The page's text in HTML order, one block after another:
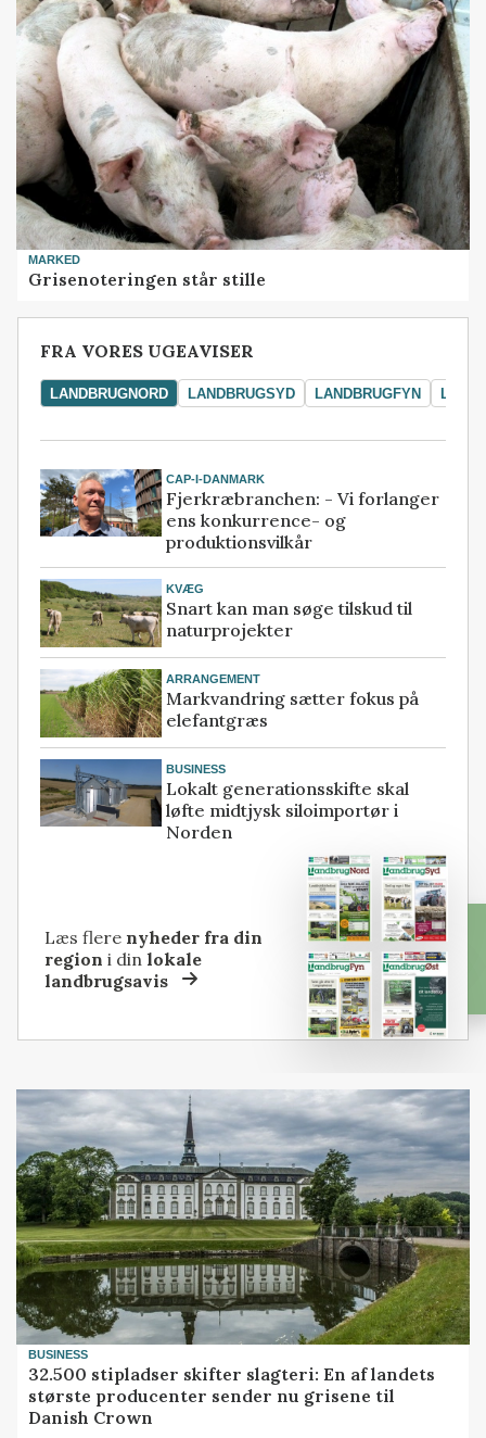
MARKED
Grisenoteringen står stille
FRA VORES UGEAVISER
LANDBRUGNORD LANDBRUGSYD LANDBRUGFYN
CAP-I-DANMARK
Fjerkræbranchen: - Vi forlanger
ens konkurrence- og
produktionsvilkår
KVÆG
Snart kan man søge tilskud til
naturprojekter
ARRANGEMENT
Markvandring sætter fokus på
elefantgræs
BUSINESS
Lokalt generationsskifte skal
løfte midtjysk siloimportør i
Norden
Læs flere nyheder fra din
region i dinlokale
landbrugsavis
BUSINESS
32.500 stipladser skifter slagteri: En af landets
største producenter sender nu grisene til
Danish Crown